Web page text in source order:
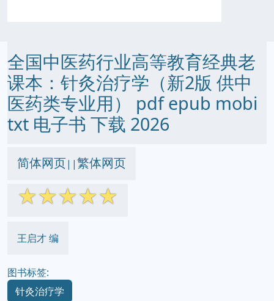
全国中医药行业高等教育经典老
课本：针灸治疗学（新2版 供中
医药类专业用） pdf epub mobi
txt 电子书 下载 2026
简体网页||繁体网页
☆☆☆☆☆
王启才 编
图书标签:
针灸治疗学